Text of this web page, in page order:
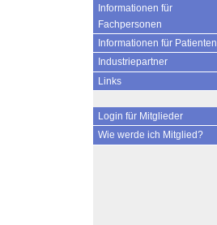
Informationen für
Fachpersonen
Informationen für Patienten
Industriepartner
Links
Login für Mitglieder
Wie werde ich Mitglied?